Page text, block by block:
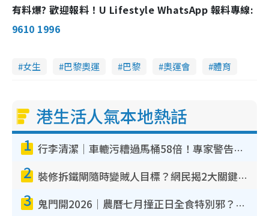
有料爆? 歡迎報料！U Lifestyle WhatsApp 報料專線:
9610 1996
女生 巴黎奧運 巴黎 奧運會 體育
港生活人氣本地熱話
1 行李清潔｜車轆污糟過馬桶58倍！專家警告忌用酒精抹 教1招免污手除菌
2 裝修拆鐵閘隨時變賊人目標？網民揭2大關鍵用途：裝新式等於白裝？附新舊鐵閘分別
3 鬼門開2026｜農曆七月撞正日全食特別邪？專家警告切忌做一事！揭4大禁忌+2招保平安